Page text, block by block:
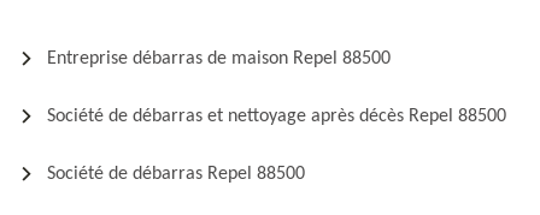
Entreprise débarras de maison Repel 88500
Société de débarras et nettoyage après décès Repel 88500
Société de débarras Repel 88500